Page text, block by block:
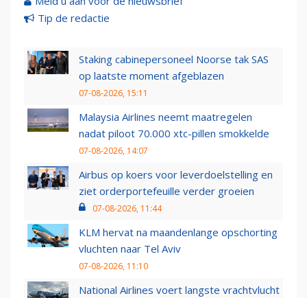
Tip de redactie
Staking cabinepersoneel Noorse tak SAS
op laatste moment afgeblazen
07-08-2026, 15:11
Malaysia Airlines neemt maatregelen
nadat piloot 70.000 xtc-pillen smokkelde
07-08-2026, 14:07
Airbus op koers voor leverdoelstelling en
ziet orderportefeuille verder groeien
07-08-2026, 11:44
KLM hervat na maandenlange opschorting
vluchten naar Tel Aviv
07-08-2026, 11:10
National Airlines voert langste vrachtvlucht